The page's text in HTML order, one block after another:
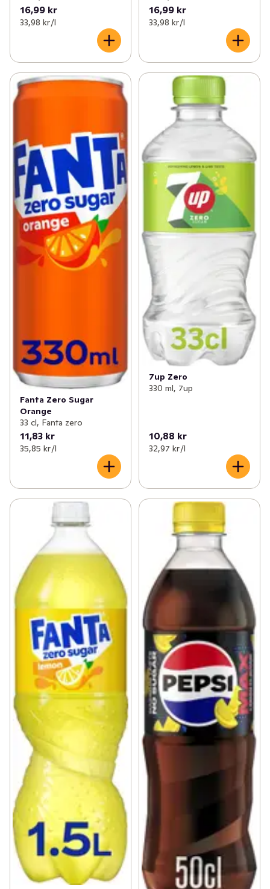
16,99 kr
33,98 kr /l
16,99 kr
33,98 kr /l
Fanta Zero Sugar
Orange
33 cl, Fanta zero
11,83 kr
35,85 kr /l
7up Zero
330 ml, 7up
10,88 kr
32,97 kr /l